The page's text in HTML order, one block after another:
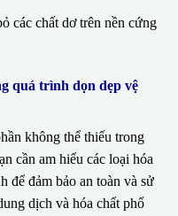
các chất dơ trên nền cứng
quá trình dọn dẹp vệ
không thể thiếu trong
cần am hiểu các loại hóa
để đảm bảo an toàn và sử
dịch và hóa chất phổ